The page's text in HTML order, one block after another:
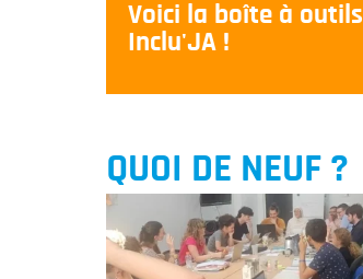
Voici la boîte à outils
Inclu'JA !
QUOI DE NEUF ?